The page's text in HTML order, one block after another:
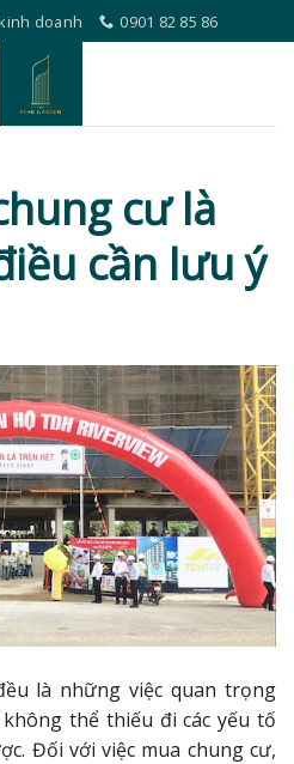
doanh 0901 82 85 86
cư là
cần lưu ý
là những việc quan trọng
thể thiếu đi các yếu tố
Đối với việc mua chung cư,